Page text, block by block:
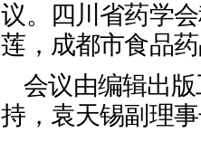
议。四川省药学
莲，成都市食品
会议由编辑出
持，袁天锡副理